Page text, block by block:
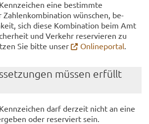
eine be­stimm­te
Zah­len­kom­bi­na­ti­on wün­schen, be­
sich diese Kom­bi­na­ti­on beim Amt
und Ver­kehr re­ser­vie­ren zu
Sie bitte unser
On­line­por­tal.
müs­sen er­füllt
darf der­zeit nicht an eine
oder re­ser­viert sein.